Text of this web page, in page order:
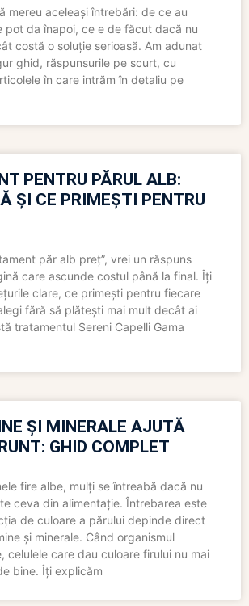
mereu aceleași întrebări: de ce au
pot da înapoi, ce e de făcut dacă nu
costă o soluție serioasă. Am adunat
ghid, răspunsurile pe scurt, cu
în care intrăm în detaliu pe
PENTRU PĂRUL ALB:
ȘI CE PRIMEȘTI PENTRU
păr alb preț”, vrei un răspuns
care ascunde costul până la final. Îți
clare, ce primești pentru fiecare
fără să plătești mai mult decât ai
tratamentul Sereni Capelli Gama
ȘI MINERALE AJUTĂ
GHID COMPLET
fire albe, mulți se întreabă dacă nu
ceva din alimentație. Întrebarea este
de culoare a părului depinde direct
și minerale. Când organismul
celulele care dau culoare firului nu mai
bine. Îți explicăm